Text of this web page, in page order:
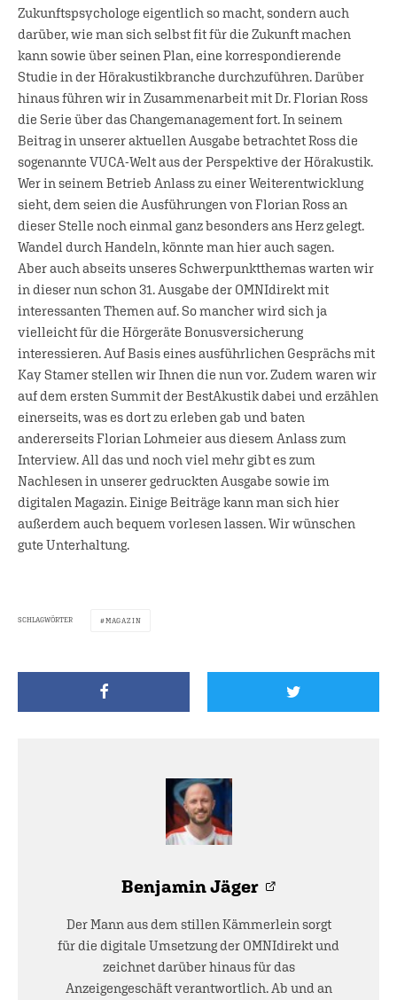
Zukunftspsychologe eigentlich so macht, sondern auch
darüber, wie man sich selbst fit für die Zukunft machen
kann sowie über seinen Plan, eine korrespondierende
Studie in der Hörakustikbranche durchzuführen. Darüber
hinaus führen wir in Zusammenarbeit mit Dr. Florian Ross
die Serie über das Changemanagement fort. In seinem
Beitrag in unserer aktuellen Ausgabe betrachtet Ross die
sogenannte VUCA-Welt aus der Perspektive der Hörakustik.
Wer in seinem Betrieb Anlass zu einer Weiterentwicklung
sieht, dem seien die Ausführungen von Florian Ross an
dieser Stelle noch einmal ganz besonders ans Herz gelegt.
Wandel durch Handeln, könnte man hier auch sagen.
Aber auch abseits unseres Schwerpunktthemas warten wir
in dieser nun schon 31. Ausgabe der OMNIdirekt mit
interessanten Themen auf. So mancher wird sich ja
vielleicht für die Hörgeräte Bonusversicherung
interessieren. Auf Basis eines ausführlichen Gesprächs mit
Kay Stamer stellen wir Ihnen die nun vor. Zudem waren wir
auf dem ersten Summit der BestAkustik dabei und erzählen
einerseits, was es dort zu erleben gab und baten
andererseits Florian Lohmeier aus diesem Anlass zum
Interview. All das und noch viel mehr gibt es zum
Nachlesen in unserer gedruckten Ausgabe sowie im
digitalen Magazin. Einige Beiträge kann man sich hier
außerdem auch bequem vorlesen lassen. Wir wünschen
gute Unterhaltung.
SCHLAGWÖRTER MAGAZIN
Benjamin Jäger
Der Mann aus dem stillen Kämmerlein sorgt
für die digitale Umsetzung der OMNIdirekt und
zeichnet darüber hinaus für das
Anzeigengeschäft verantwortlich. Ab und an